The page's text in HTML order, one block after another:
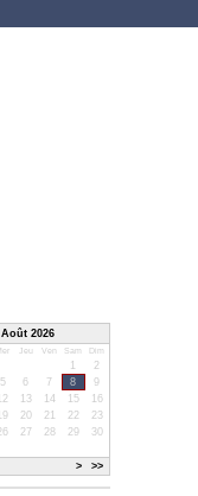
Août 2026
Jeu Ven Sam Dim
> >>
1
2
5 6 7 8
9
13 14 15
16
20 21 22
23
27 28 29
30